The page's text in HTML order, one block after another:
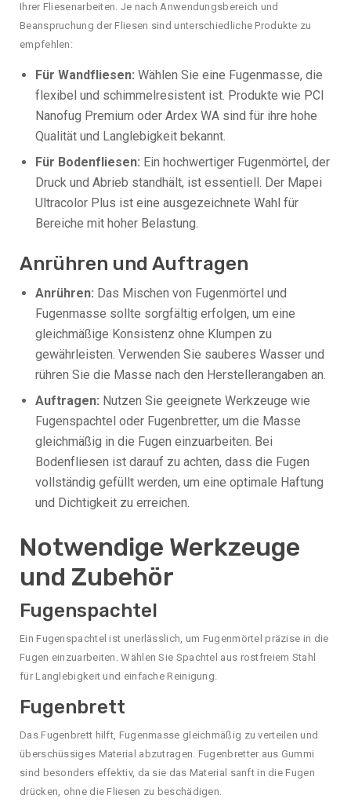
Ihrer Fliesenarbeiten. Je nach Anwendungsbereich und
Beanspruchung der Fliesen sind unterschiedliche Produkte zu
empfehlen:
Für Wandfliesen: Wählen Sie eine Fugenmasse, die
flexibel und schimmelresistent ist. Produkte wie PCI
Nanofug Premium oder Ardex WA sind für ihre hohe
Qualität und Langlebigkeit bekannt.
Für Bodenfliesen: Ein hochwertiger Fugenmörtel, der
Druck und Abrieb standhält, ist essentiell. Der Mapei
Ultracolor Plus ist eine ausgezeichnete Wahl für
Bereiche mit hoher Belastung.
Anrühren und Auftragen
Anrühren: Das Mischen von Fugenmörtel und
Fugenmasse sollte sorgfältig erfolgen, um eine
gleichmäßige Konsistenz ohne Klumpen zu
gewährleisten. Verwenden Sie sauberes Wasser und
rühren Sie die Masse nach den Herstellerangaben an.
Auftragen: Nutzen Sie geeignete Werkzeuge wie
Fugenspachtel oder Fugenbretter, um die Masse
gleichmäßig in die Fugen einzuarbeiten. Bei
Bodenfliesen ist darauf zu achten, dass die Fugen
vollständig gefüllt werden, um eine optimale Haftung
und Dichtigkeit zu erreichen.
Notwendige Werkzeuge
und Zubehör
Fugenspachtel
Ein Fugenspachtel ist unerlässlich, um Fugenmörtel präzise in die
Fugen einzuarbeiten. Wählen Sie Spachtel aus rostfreiem Stahl
für Langlebigkeit und einfache Reinigung.
Fugenbrett
Das Fugenbrett hilft, Fugenmasse gleichmäßig zu verteilen und
überschüssiges Material abzutragen. Fugenbretter aus Gummi
sind besonders effektiv, da sie das Material sanft in die Fugen
drücken, ohne die Fliesen zu beschädigen.